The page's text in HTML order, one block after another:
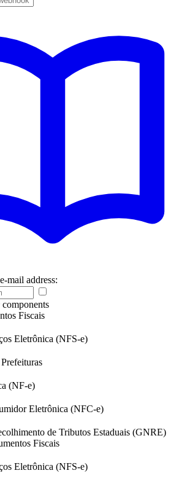
mail address:
Fiscais
Eletrônica (NFS-e)
(NF-e)
Eletrônica (NFC-e)
de Tributos Estaduais (GNRE)
Fiscais
Eletrônica (NFS-e)